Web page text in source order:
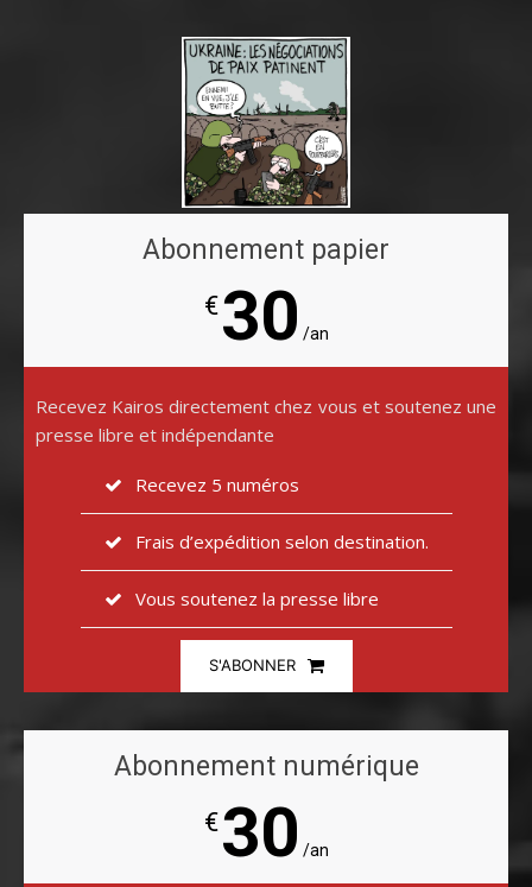
Abonnement papier
€30 /an
Recevez Kairos directement chez vous et soutenez une
presse libre et indépendante
Recevez 5 numéros
Frais d’expédition selon destination.
Vous soutenez la presse libre
S'ABONNER
Abonnement numérique
€30 /an